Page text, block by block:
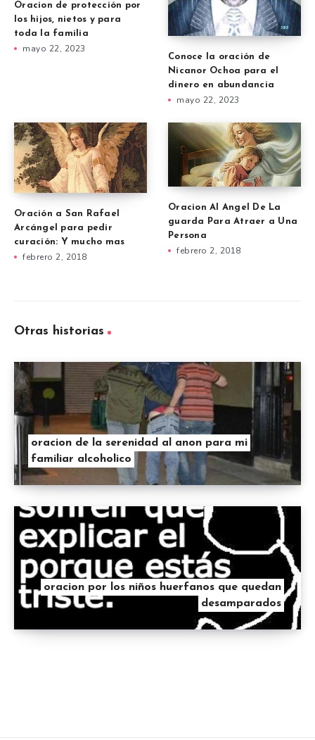
Oracion de protección por
los hijos, nietos y para
toda la familia
mayo 22, 2023
Conoce la oración de
Nicanor Ochoa para el
dinero en abundancia
mayo 22, 2023
Oración a San Rafael
Arcángel para pedir
curación: Y mucho mas
febrero 2, 2018
Oracion Al Angel De La
guarda Para Atraer a Una
Persona
febrero 2, 2018
Otras historias
oracion de la serenidad al anon para mi
familiar alcoholico
oracion por los niños huerfanos que quedan
desamparados